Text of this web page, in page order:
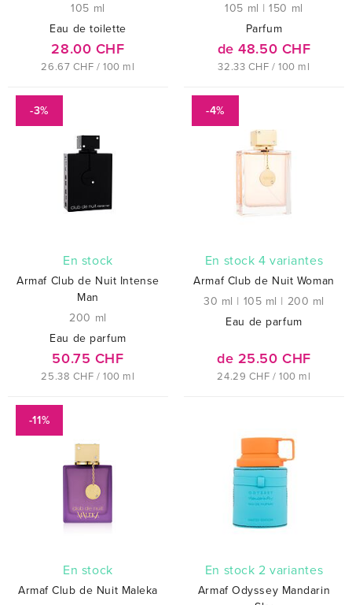
105 ml
Eau de toilette
28.00 CHF
26.67 CHF / 100 ml
105 ml |150 ml
Parfum
de 48.50 CHF
32.33 CHF / 100 ml
-3%
En stock
Armaf Club de Nuit Intense
Man
200 ml
Eau de parfum
50.75 CHF
25.38 CHF / 100 ml
-4%
En stock 4 variantes
Armaf Club de Nuit Woman
30 ml | 105 ml | 200 ml
Eau de parfum
de 25.50 CHF
24.29 CHF / 100 ml
-11%
En stock
Armaf Club de Nuit Maleka
En stock 2 variantes
Armaf Odyssey Mandarin